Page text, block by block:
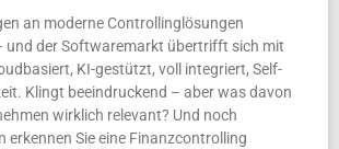
an moderne Controllinglösungen
und der Softwaremarkt übertrifft sich mit
KI-gestützt, voll integriert, Self-
Klingt beeindruckend – aber was davon
wirklich relevant? Und noch
erkennen Sie eine Finanzcontrolling